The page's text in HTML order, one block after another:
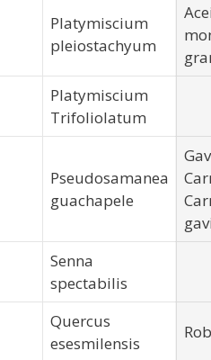
Platymiscium
pleiostachyum
Platymiscium
Trifoliolatum
Pseudosamanea
guachapele
Senna
spectabilis
Quercus
esesmilensis